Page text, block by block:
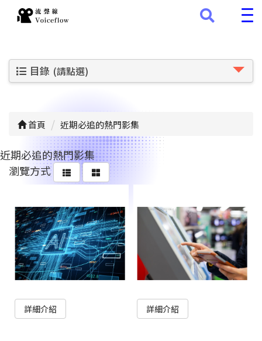
目錄 (請點選)
首頁 近期必追的熱門影集
近期必追的熱門影集
瀏覽方式
詳細介紹 詳細介紹